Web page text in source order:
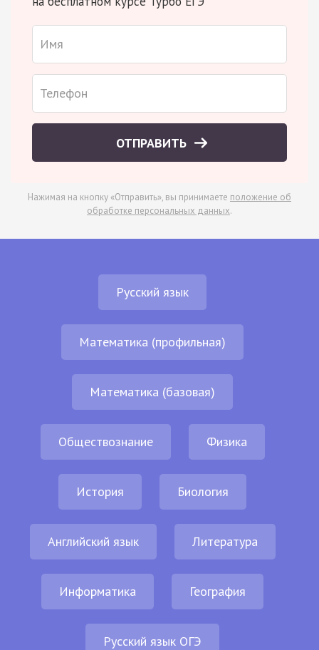
ОТПРАВИТЬ
Нажимая на кнопку «Отправить», вы принимаете положение об
обработке персональных данных.
Русский язык
Математика (профильная)
Математика (базовая)
Обществознание Физика
История Биология
Английский язык Литература
Информатика География
Русский язык ОГЭ